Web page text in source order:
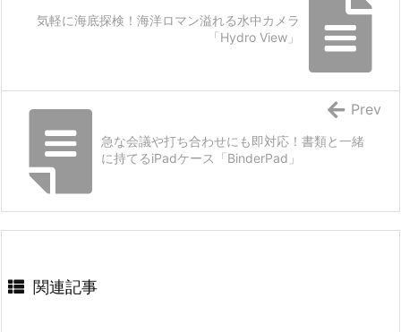
気軽に海底探検！海洋ロマン溢れる水中カメラ
「Hydro View」
急な会議や打ち合わせにも即対応！書類と一緒
に持てるiPadケース「BinderPad」
Prev
関連記事